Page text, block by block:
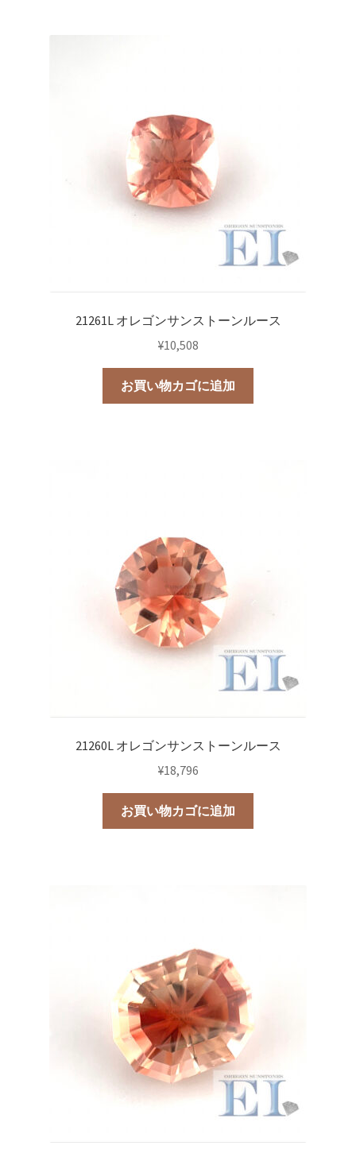
21261L オレゴンサンストーンルース
¥10,508
お買い物カゴに追加
21260L オレゴンサンストーンルース
¥18,796
お買い物カゴに追加